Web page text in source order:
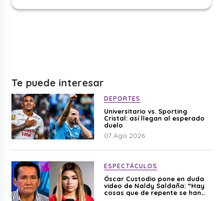
Te puede interesar
DEPORTES
Universitario vs. Sporting
Cristal: así llegan al esperado
duelo
07 Ago 2026
ESPECTÁCULOS
Óscar Custodio pone en duda
video de Naldy Saldaña: “Hay
cosas que de repente se han